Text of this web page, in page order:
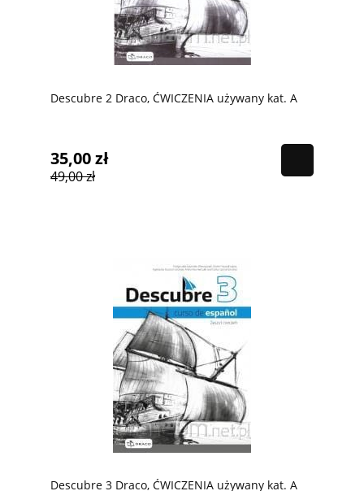
Descubre 2 Draco, ĆWICZENIA używany kat. A
35,00 zł
49,00 zł
Descubre 3 Draco, ĆWICZENIA używany kat. A